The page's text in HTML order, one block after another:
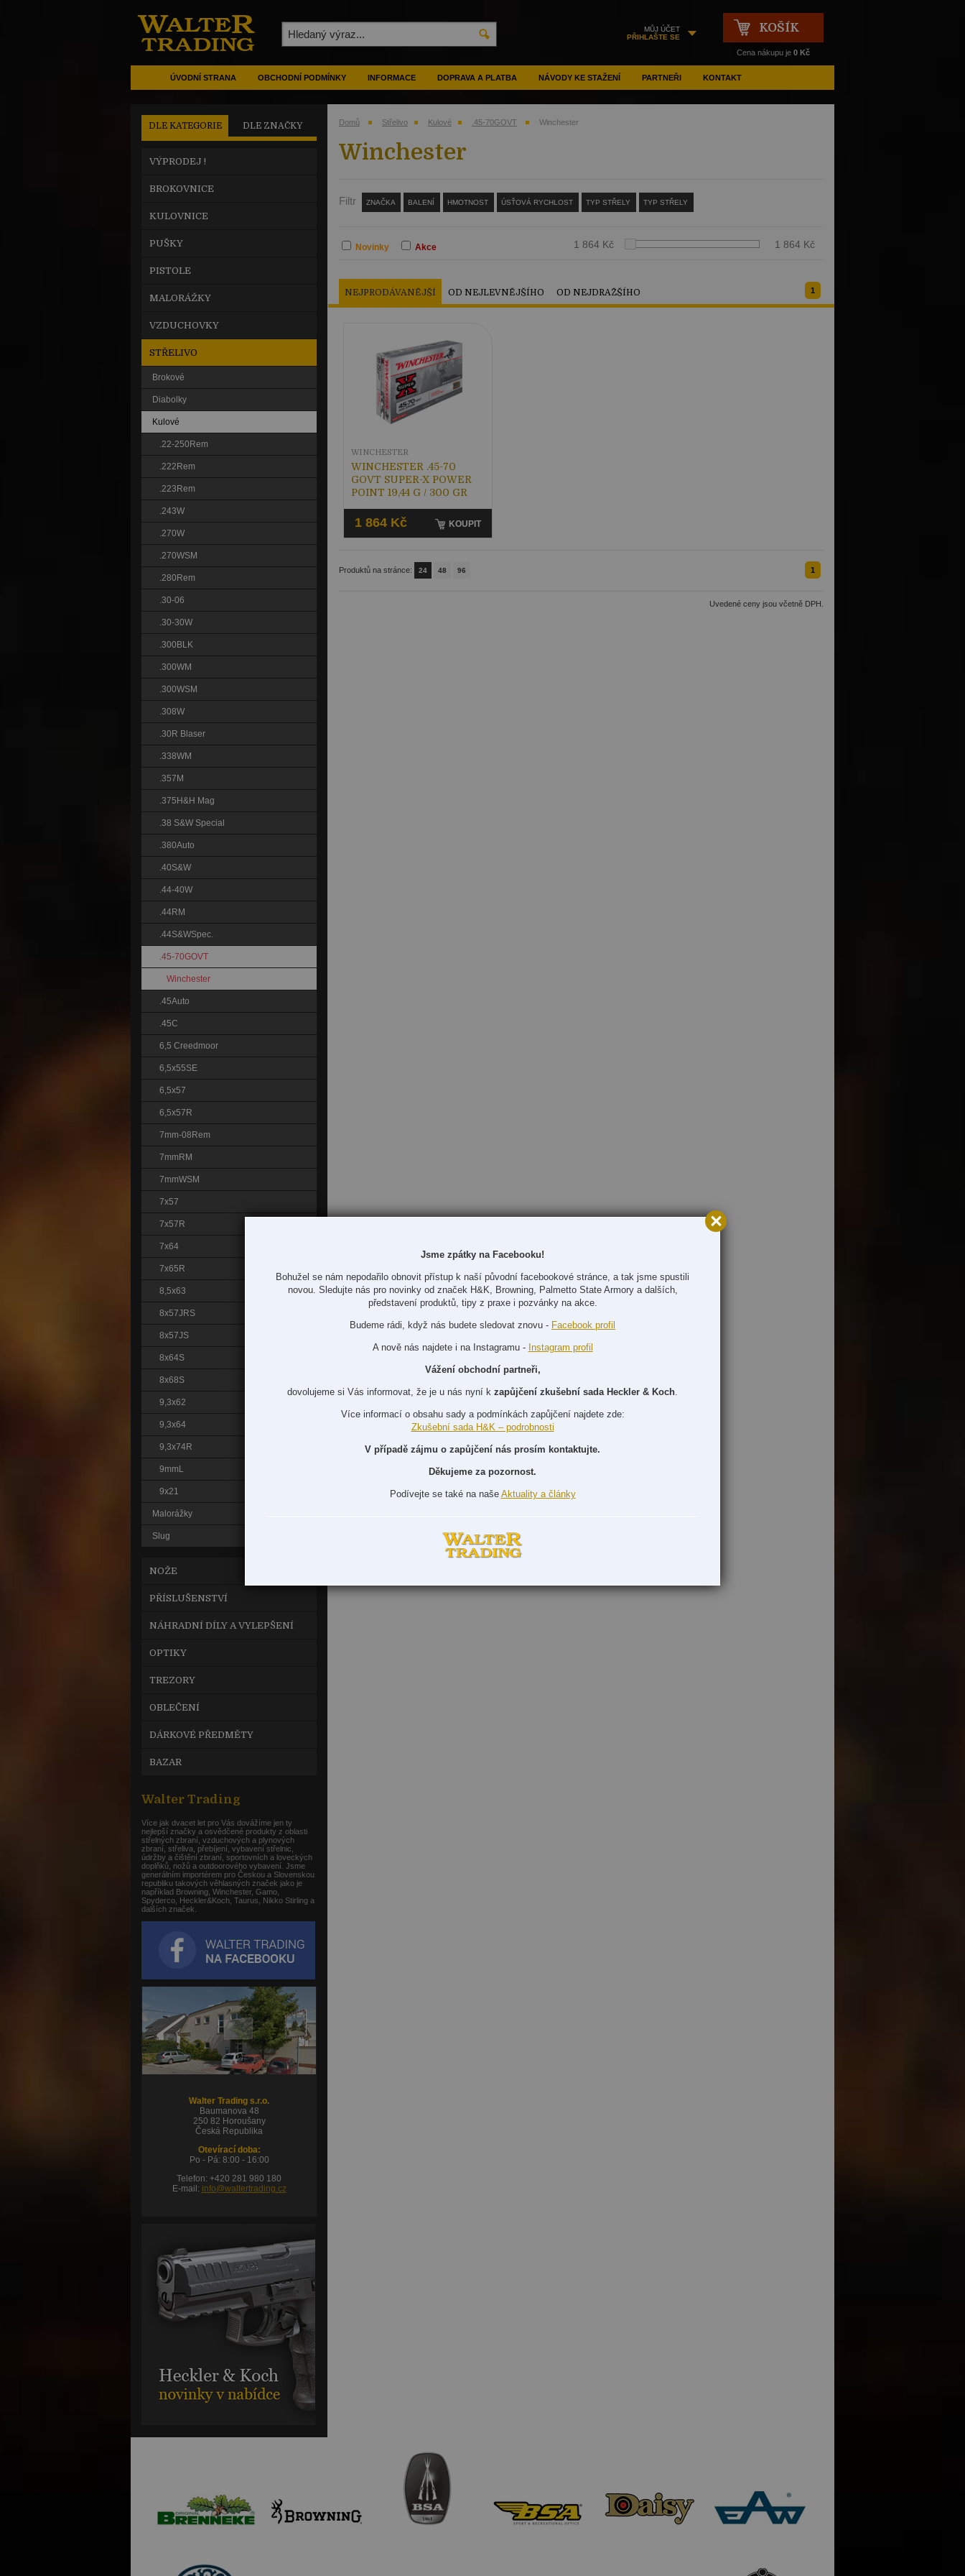
ÚVODNÍ STRANA OBCHODNÍ PODMÍNKY INFORMACE DOPRAVA A PLATBA NÁVODY KE STAŽENÍ PARTNEŘI KONTAKT
MŮJ ÚČET
PŘIHLAŠTE SE
KOŠÍK
Cena nákupu je 0 Kč
Domů Střelivo Kulové .45-70GOVT Winchester
Winchester
Filtr ZNAČKA BALENÍ HMOTNOST ÚSŤOVÁ RYCHLOST TYP STŘELY TYP STŘELY
Novinky Akce 1 864 Kč 1 864 Kč
NEJPRODÁVANĚJŠÍ OD NEJLEVNĚJŠÍHO OD NEJDRAŽŠÍHO 1
WINCHESTER .45-70
GOVT SUPER-X POWER
POINT 19,44 G / 300 GR
WINCHESTER
1 864 Kč KOUPIT
Produktů na stránce: 24 48 96 1
Uvedené ceny jsou včetně DPH.
DLE KATEGORIE DLE ZNAČKY
VÝPRODEJ !
BROKOVNICE
KULOVNICE
PUŠKY
PISTOLE
MALORÁŽKY
VZDUCHOVKY
STŘELIVO
Brokové
Diabolky
Kulové
.22-250Rem
.222Rem
.223Rem
.243W
.270W
.270WSM
.280Rem
.30-06
.30-30W
.300BLK
.300WM
.300WSM
.308W
.30R Blaser
.338WM
.357M
.375H&H Mag
.38 S&W Special
.380Auto
.40S&W
.44-40W
.44RM
.44S&WSpec.
.45-70GOVT
Winchester
.45Auto
.45C
6,5 Creedmoor
6,5x55SE
6,5x57
6,5x57R
7mm-08Rem
7mmRM
7mmWSM
7x57
7x57R
7x64
7x65R
8,5x63
8x57JRS
8x57JS
8x64S
8x68S
9,3x62
9,3x64
9,3x74R
9mmL
9x21
Malorážky
Slug
NOŽE
PŘÍSLUŠENSTVÍ
NÁHRADNÍ DÍLY A VYLEPŠENÍ
OPTIKY
TREZORY
OBLEČENÍ
DÁRKOVÉ PŘEDMĚTY
BAZAR
Walter Trading
Více jak dvacet let pro Vás dovážíme jen ty
nejlepší značky a osvědčené produkty z oblasti
střelných zbraní, vzduchových a plynových
zbraní, střeliva, přebíjení, vybavení střelnic,
údržby a čištění zbraní, sportovních a loveckých
doplňků, nožů a outdoorového vybavení. Jsme
generálním importérem pro Českou a Slovenskou
republiku takových věhlasných značek jako je
například Browning, Winchester, Gamo,
Spyderco, Heckler&Koch, Taurus, Nikko Stirling a
dalších značek.
Walter Trading s.r.o.
Baumanova 48
250 82 Horoušany
Česká Republika
Otevírací doba:
Po - Pá: 8:00 - 16:00
Telefon: +420 281 980 180
E-mail: info@waltertrading.cz
Jsme zpátky na Facebooku!
Bohužel se nám nepodařilo obnovit přístup k naší původní facebookové stránce, a tak jsme spustili
novou. Sledujte nás pro novinky od značek H&K, Browning, Palmetto State Armory a dalších,
představení produktů, tipy z praxe i pozvánky na akce.
Budeme rádi, když nás budete sledovat znovu - Facebook profil
A nově nás najdete i na Instagramu - Instagram profil
Vážení obchodní partneři,
dovolujeme si Vás informovat, že je u nás nyní k zapůjčení zkušební sada Heckler & Koch
Více informací o obsahu sady a podmínkách zapůjčení najdete zde:
Zkušební sada H&K – podrobnosti
V případě zájmu o zapůjčení nás prosím kontaktujte.
Děkujeme za pozornost.
Podívejte se také na naše Aktuality a články